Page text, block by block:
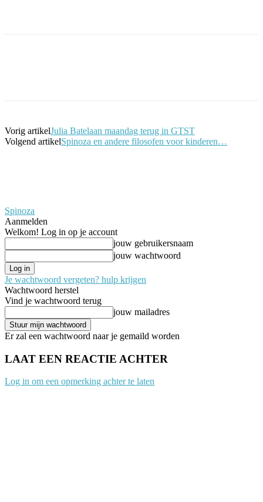
Vorig artikelJulia Batelaan maandag terug in GTST
Volgend artikelSpinoza en andere filosofen voor kinderen…
Spinoza
Aanmelden
Welkom! Log in op je account
jouw gebruikersnaam
jouw wachtwoord
Je wachtwoord vergeten? hulp krijgen
Wachtwoord herstel
Vind je wachtwoord terug
jouw mailadres
Er zal een wachtwoord naar je gemaild worden
LAAT EEN REACTIE ACHTER
Log in om een opmerking achter te laten